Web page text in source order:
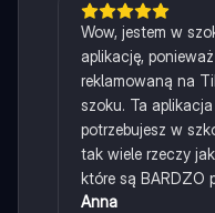
Wow, jestem w
aplikację,
reklamowaną na
szoku. Ta
potrzebujesz w
tak wiele rzeczy
które są BARDZO
Anna